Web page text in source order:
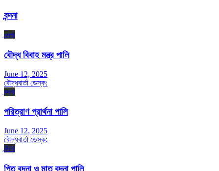
বন্দনা
বন্দনা
বৌদ্ধ বিবাহ মন্ত্র পালি
June 12, 2025
বৌদ্ধবার্তা ডেস্ক:
বন্দনা
পরিত্রাণ প্রার্থনা পালি
June 12, 2025
বৌদ্ধবার্তা ডেস্ক:
বন্দনা
পিতৃ বন্দনা ও মাতৃ বন্দনা পালি